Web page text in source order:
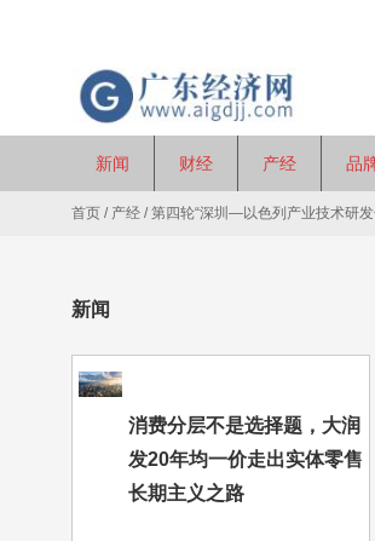
新闻 财经 产经 品
首页 / 产经 /第四轮“深圳—以色列产业技术研
新闻
消费分层不是选择题，大润
发20年均一价走出实体零售
长期主义之路